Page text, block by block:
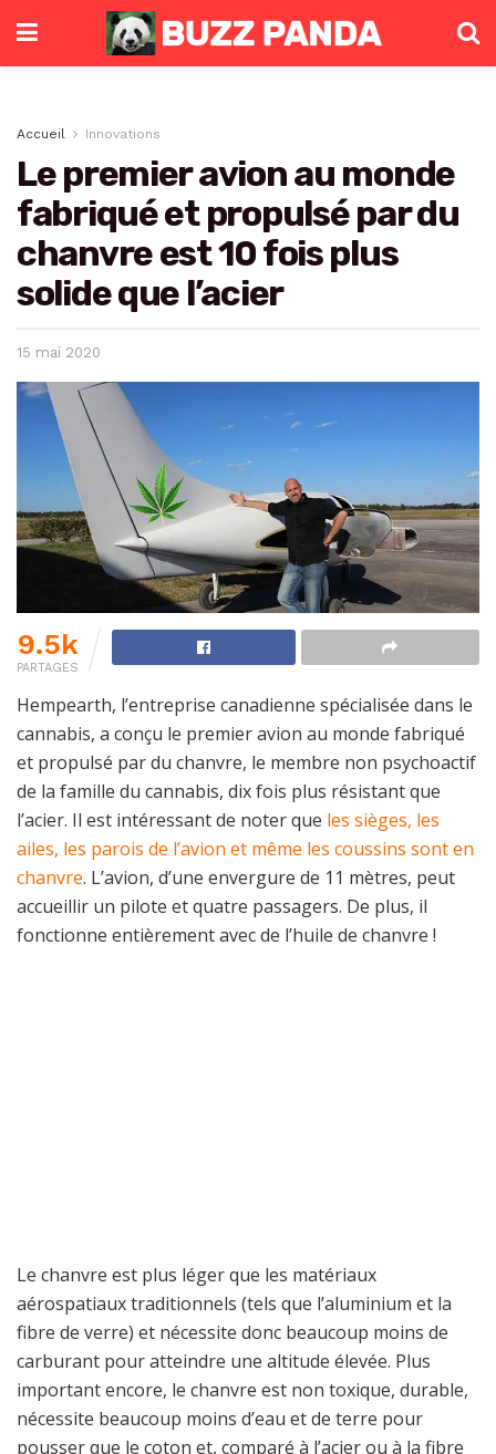
Accueil Innovations
Le premier avion au monde
fabriqué et propulsé par du
chanvre est 10 fois plus
solide que l’acier
15 mai 2020
9.5k
PARTAGES
Hempearth, l’entreprise canadienne spécialisée dans le
cannabis, a conçu le premier avion au monde fabriqué
et propulsé par du chanvre, le membre non psychoactif
de la famille du cannabis, dix fois plus résistant que
l’acier. Il est intéressant de noter que les sièges, les
ailes, les parois de l’avion et même les coussins sont en
chanvre. L’avion, d’une envergure de 11 mètres, peut
accueillir un pilote et quatre passagers. De plus, il
fonctionne entièrement avec de l’huile de chanvre !
Le chanvre est plus léger que les matériaux
aérospatiaux traditionnels (tels que l’aluminium et la
fibre de verre) et nécessite donc beaucoup moins de
carburant pour atteindre une altitude élevée. Plus
important encore, le chanvre est non toxique, durable,
nécessite beaucoup moins d’eau et de terre pour
pousser que le coton et, comparé à l’acier ou à la fibre